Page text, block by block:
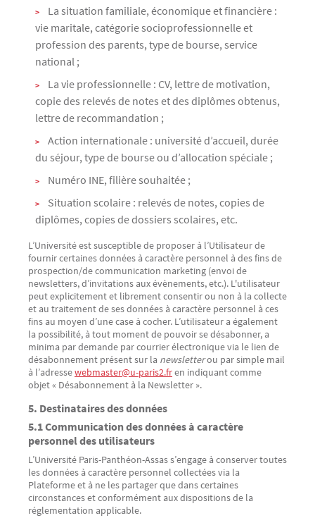
La situation familiale, économique et financière :
vie maritale, catégorie socioprofessionnelle et
profession des parents, type de bourse, service
national ;
La vie professionnelle : CV, lettre de motivation,
copie des relevés de notes et des diplômes obtenus,
lettre de recommandation ;
Action internationale : université d’accueil, durée
du séjour, type de bourse ou d’allocation spéciale ;
Numéro INE, filière souhaitée ;
Situation scolaire : relevés de notes, copies de
diplômes, copies de dossiers scolaires, etc.
L’Université est susceptible de proposer à l’Utilisateur de
fournir certaines données à caractère personnel à des fins de
prospection/de communication marketing (envoi de
newsletters, d’invitations aux évènements, etc.). L'utilisateur
peut explicitement et librement consentir ou non à la collecte
et au traitement de ses données à caractère personnel à ces
fins au moyen d’une case à cocher. L’utilisateur a également
la possibilité, à tout moment de pouvoir se désabonner, a
minima par demande par courrier électronique via le lien de
désabonnement présent sur la newsletterou par simple mail
à l’adressewebmaster@u-paris2.fren indiquant comme
objet « Désabonnement à la Newsletter ».
5. Destinataires des données
5.1 Communication des données à caractère
personnel des utilisateurs
L’Université Paris-Panthéon-Assas s’engage à conserver toutes
les données à caractère personnel collectées via la
Plateforme et à ne les partager que dans certaines
circonstances et conformément aux dispositions de la
réglementation applicable.